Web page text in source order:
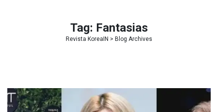
Tag: Fantasias
Revista KoreaIN > Blog Archives